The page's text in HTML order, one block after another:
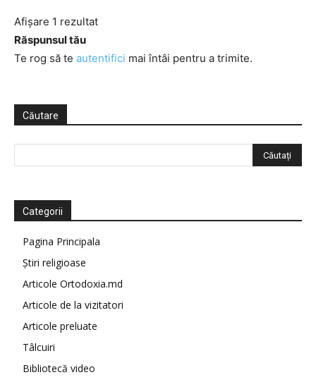
Afișare 1 rezultat
Răspunsul tău
Te rog să te autentifici mai întâi pentru a trimite.
Căutare
Categorii
Pagina Principala
Știri religioase
Articole Ortodoxia.md
Articole de la vizitatori
Articole preluate
Tâlcuiri
Bibliotecă video